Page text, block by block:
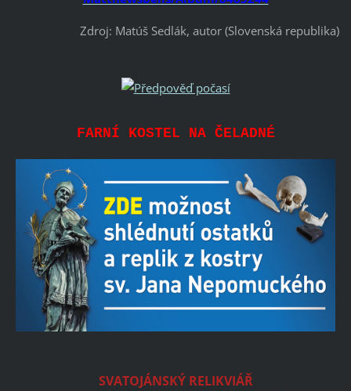
Zdroj: Matúš Sedlák, autor (Slovenská republika)
FARNÍ KOSTEL NA ČELADNÉ
SVATOJÁNSKÝ RELIKVIÁŘ